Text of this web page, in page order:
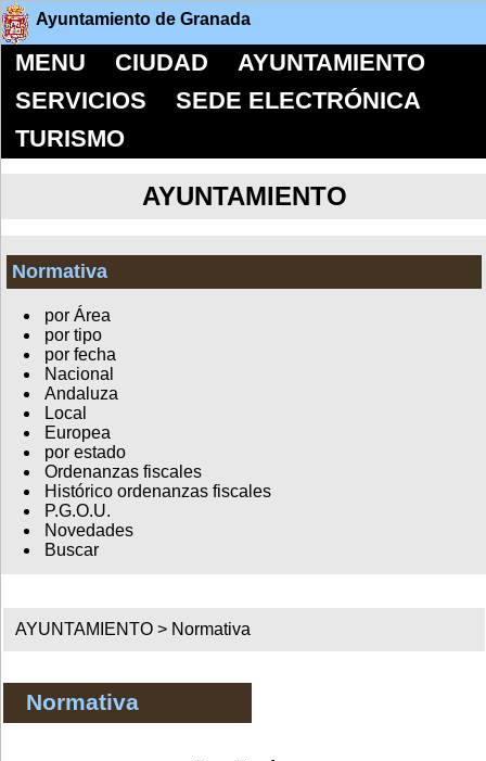
Ayuntamiento de Granada
MENU CIUDAD
AYUNTAMIENTO
SERVICIOS
SEDE ELECTRÓNICA
TURISMO
AYUNTAMIENTO
Normativa
por Área
por tipo
por fecha
Nacional
Andaluza
Local
Europea
por estado
Ordenanzas fiscales
Histórico ordenanzas fiscales
P.G.O.U.
Novedades
Buscar
AYUNTAMIENTO > Normativa
Normativa